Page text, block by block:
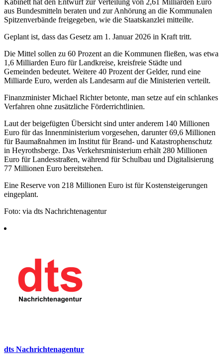
aus Bundesmitteln beraten und zur Anhörung an die Kommunalen
Spitzenverbände freigegeben, wie die Staatskanzlei mitteilte.
Geplant ist, dass das Gesetz am 1. Januar 2026 in Kraft tritt.
Die Mittel sollen zu 60 Prozent an die Kommunen fließen, was etwa
1,6 Milliarden Euro für Landkreise, kreisfreie Städte und
Gemeinden bedeutet. Weitere 40 Prozent der Gelder, rund eine
Milliarde Euro, werden als Landesarm auf die Ministerien verteilt.
Finanzminister Michael Richter betonte, man setze auf ein schlankes
Verfahren ohne zusätzliche Förderrichtlinien.
Laut der beigefügten Übersicht sind unter anderem 140 Millionen
Euro für das Innenministerium vorgesehen, darunter 69,6 Millionen
für Baumaßnahmen im Institut für Brand- und Katastrophenschutz
in Heyrothsberge. Das Verkehrsministerium erhält 280 Millionen
Euro für Landesstraßen, während für Schulbau und Digitalisierung
77 Millionen Euro bereitstehen.
Eine Reserve von 218 Millionen Euro ist für Kostensteigerungen
eingeplant.
Foto: via dts Nachrichtenagentur
dts Nachrichtenagentur